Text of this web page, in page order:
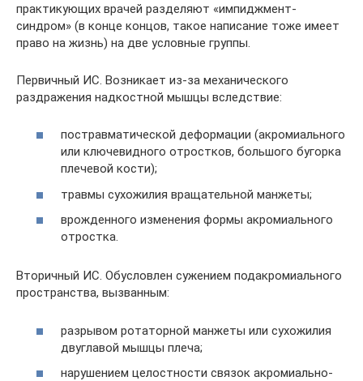
практикующих врачей разделяют «импиджмент-
синдром» (в конце концов, такое написание тоже имеет
право на жизнь) на две условные группы.
Первичный ИС. Возникает из-за механического
раздражения надкостной мышцы вследствие:
постравматической деформации (акромиального
или ключевидного отростков, большого бугорка
плечевой кости);
травмы сухожилия вращательной манжеты;
врожденного изменения формы акромиального
отростка.
Вторичный ИС. Обусловлен сужением подакромиального
пространства, вызванным:
разрывом ротаторной манжеты или сухожилия
двуглавой мышцы плеча;
нарушением целостности связок акромиально-